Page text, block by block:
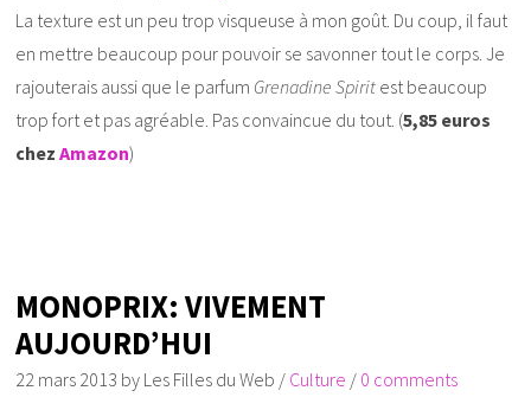
La texture est un peu trop visqueuse à mon goût. Du coup, il faut
en mettre beaucoup pour pouvoir se savonner tout le corps. Je
rajouterais aussi que le parfum Grenadine Spirit est beaucoup
trop fort et pas agréable. Pas convaincue du tout. (5,85 euros
chezAmazon)
MONOPRIX: VIVEMENT
AUJOURD’HUI
22 mars 2013 by Les Filles du Web / Culture / 0 comments